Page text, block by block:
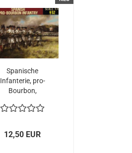
Spanische
Infanterie, pro-
Bourbon,
Erbfolgekrieg
12,50 EUR